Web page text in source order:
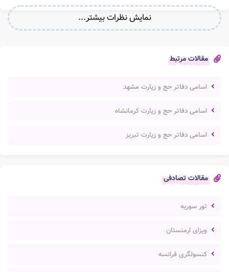
مقالات مرتبط
اسامی دفاتر حج و زیارت مشهد
اسامی دفاتر حج و زیارت کرمانشاه
اسامی دفاتر حج و زیارت تبریز
مقالات تصادفی
تور سوریه
ویزای ارمنستان
کنسولگری فرانسه
نمایش نظرات بیشتر...